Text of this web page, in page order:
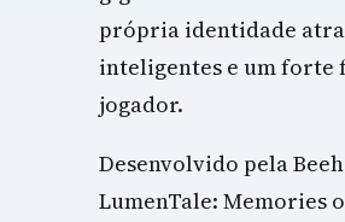
própria identidade
inteligentes e um forte
jogador.
Desenvolvido pela
LumenTale: Memories